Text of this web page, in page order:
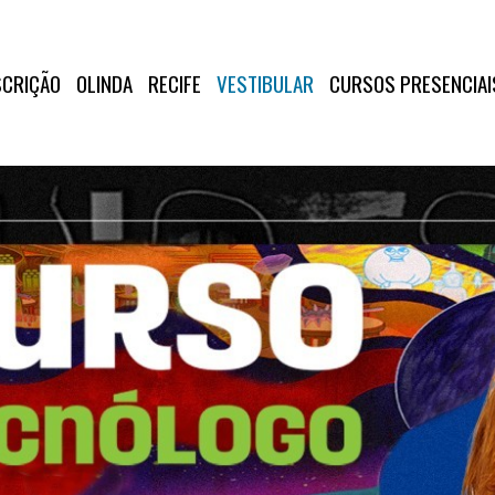
OLINDA RECIFE VESTIBULAR CURSOS